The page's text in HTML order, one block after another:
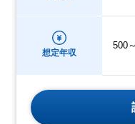
想定年収
500